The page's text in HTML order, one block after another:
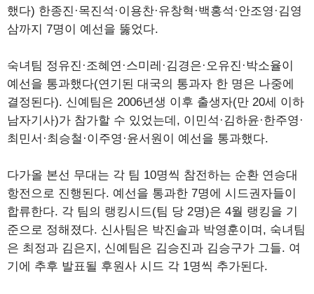
했다) 한종진·목진석·이용찬·유창혁·백홍석·안조영·김영
삼까지 7명이 예선을 뚫었다.
숙녀팀 정유진·조혜연·스미레·김경은·오유진·박소율이
예선을 통과했다(연기된 대국의 통과자 한 명은 나중에
결정된다). 신예팀은 2006년생 이후 출생자(만 20세 이하
남자기사)가 참가할 수 있었는데, 이민석·김하윤·한주영·
최민서·최승철·이주영·윤서원이 예선을 통과했다.
다가올 본선 무대는 각 팀 10명씩 참전하는 순환 연승대
항전으로 진행된다. 예선을 통과한 7명에 시드권자들이
합류한다. 각 팀의 랭킹시드(팀 당 2명)은 4월 랭킹을 기
준으로 정해졌다. 신사팀은 박진솔과 박영훈이며, 숙녀팀
은 최정과 김은지, 신예팀은 김승진과 김승구가 그들. 여
기에 추후 발표될 후원사 시드 각 1명씩 추가된다.